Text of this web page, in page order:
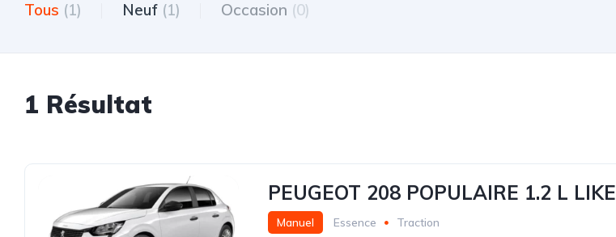
Tous (1) Neuf (1) Occasion (0)
1 Résultat
PEUGEOT 208 POPULAIRE 1.2 L LIKE
Manuel Essence Traction